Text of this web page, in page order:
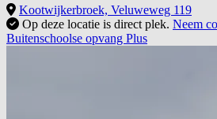
Kootwijkerbroek, Veluweweg 119
Op deze locatie is direct plek. Neem
Buitenschoolse opvang Plus